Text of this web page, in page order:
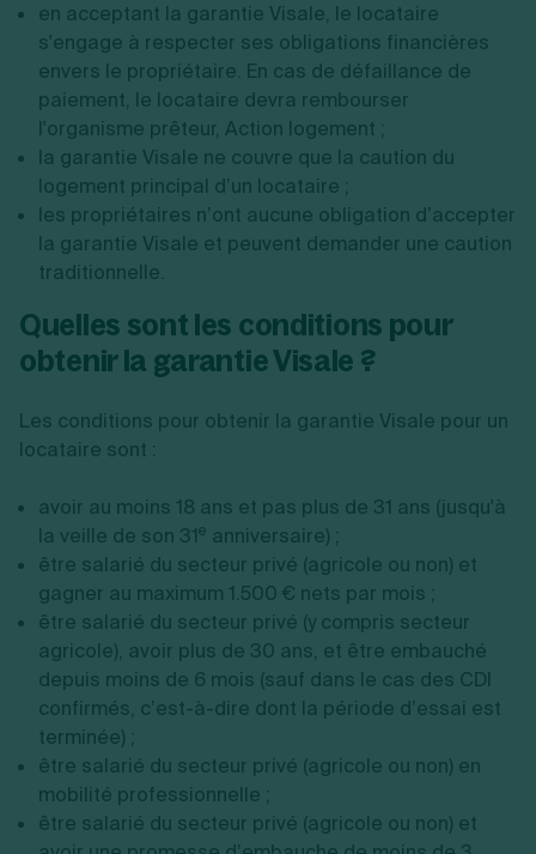
en acceptant la garantie Visale, le locataire
s'engage à respecter ses obligations financières
envers le propriétaire. En cas de défaillance de
paiement, le locataire devra rembourser
l'organisme prêteur, Action logement ;
la garantie Visale ne couvre que la caution du
logement principal d’un locataire ;
les propriétaires n’ont aucune obligation d’accepter
la garantie Visale et peuvent demander une caution
traditionnelle.
Quelles sont les conditions pour
obtenir la garantie Visale ?
Les conditions pour obtenir la garantie Visale pour un
locataire sont :
avoir au moins 18 ans et pas plus de 31 ans (jusqu'à
la veille de son 31e anniversaire) ;
être salarié du secteur privé (agricole ou non) et
gagner au maximum 1.500 € nets par mois ;
être salarié du secteur privé (y compris secteur
agricole), avoir plus de 30 ans, et être embauché
depuis moins de 6 mois (sauf dans le cas des CDI
confirmés, c’est-à-dire dont la période d’essai est
terminée) ;
être salarié du secteur privé (agricole ou non) en
mobilité professionnelle ;
être salarié du secteur privé (agricole ou non) et